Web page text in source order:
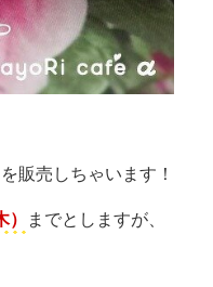
販売しちゃいます！
までとしますが、